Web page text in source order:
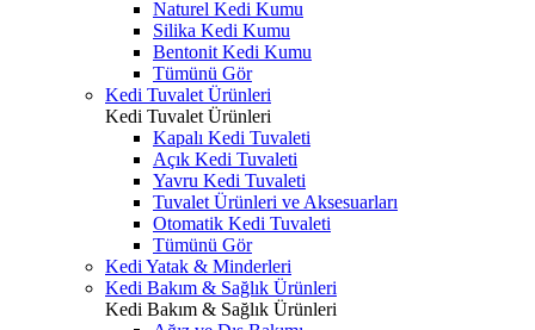
Naturel Kedi Kumu
Silika Kedi Kumu
Bentonit Kedi Kumu
Tümünü Gör
Kedi Tuvalet Ürünleri
Kedi Tuvalet Ürünleri
Kapalı Kedi Tuvaleti
Açık Kedi Tuvaleti
Yavru Kedi Tuvaleti
Tuvalet Ürünleri ve Aksesuarları
Otomatik Kedi Tuvaleti
Tümünü Gör
Kedi Yatak & Minderleri
Kedi Bakım & Sağlık Ürünleri
Kedi Bakım & Sağlık Ürünleri